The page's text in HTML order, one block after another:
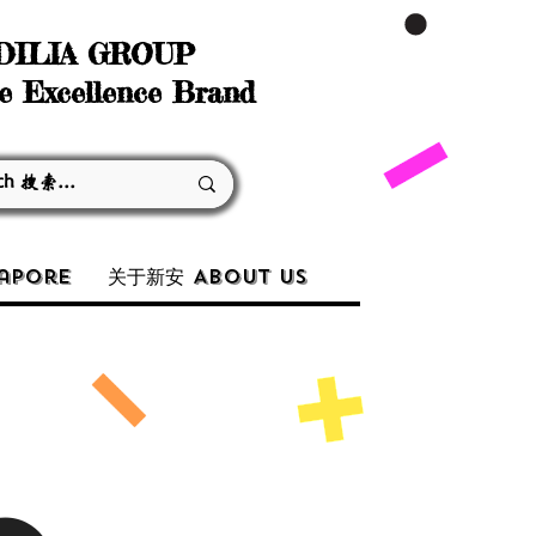
GROUP
Excellence Brand
关于新安 About Us